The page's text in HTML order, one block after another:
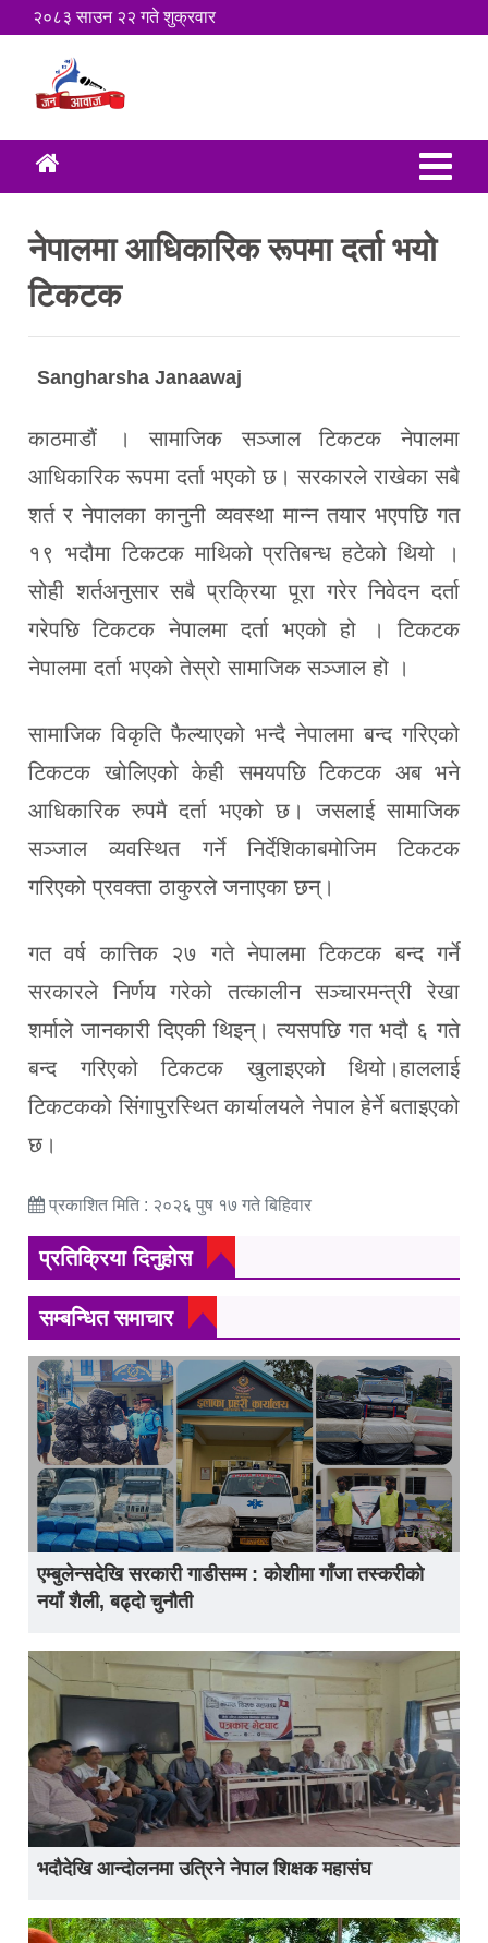
२०८३ साउन २२ गते शुक्रवार
नेपालमा आधिकारिक रूपमा दर्ता भयो
टिकटक
Sangharsha Janaawaj
काठमाडौं । सामाजिक सञ्जाल टिकटक नेपालमा
आधिकारिक रूपमा दर्ता भएको छ। सरकारले राखेका सबै
शर्त र नेपालका कानुनी व्यवस्था मान्न तयार भएपछि गत
१९ भदौमा टिकटक माथिको प्रतिबन्ध हटेको थियो ।
सोही शर्तअनुसार सबै प्रक्रिया पूरा गरेर निवेदन दर्ता
गरेपछि टिकटक नेपालमा दर्ता भएको हो । टिकटक
नेपालमा दर्ता भएको तेस्रो सामाजिक सञ्जाल हो ।
सामाजिक विकृति फैल्याएको भन्दै नेपालमा बन्द गरिएको
टिकटक खोलिएको केही समयपछि टिकटक अब भने
आधिकारिक रुपमै दर्ता भएको छ। जसलाई सामाजिक
सञ्जाल व्यवस्थित गर्ने निर्देशिकाबमोजिम टिकटक
गरिएको प्रवक्ता ठाकुरले जनाएका छन्।
गत वर्ष कात्तिक २७ गते नेपालमा टिकटक बन्द गर्ने
सरकारले निर्णय गरेको तत्कालीन सञ्चारमन्त्री रेखा
शर्माले जानकारी दिएकी थिइन्। त्यसपछि गत भदौ ६ गते
बन्द गरिएको टिकटक खुलाइएको थियो।हाललाई
टिकटकको सिंगापुरस्थित कार्यालयले नेपाल हेर्ने बताइएको
छ।
प्रकाशित मिति : २०२६ पुष १७ गते बिहिवार
प्रतिक्रिया दिनुहोस
सम्बन्धित समाचार
एम्बुलेन्सदेखि सरकारी गाडीसम्म : कोशीमा गाँजा तस्करीको
नयाँ शैली, बढ्दो चुनौती
भदौदेखि आन्दोलनमा उत्रिने नेपाल शिक्षक महासंघ